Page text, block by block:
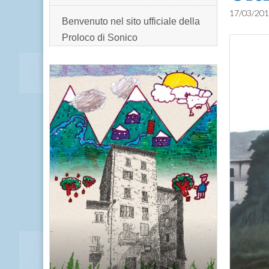
17/03/
Benvenuto nel sito ufficiale della
Proloco di Sonico